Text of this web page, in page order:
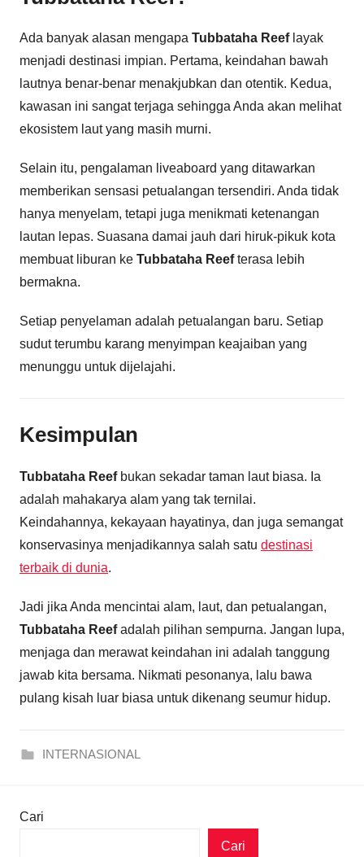
Ada banyak alasan mengapa Tubbataha Reeflayak
menjadi destinasi impian. Pertama, keindahan bawah
lautnya benar-benar menakjubkan dan otentik. Kedua,
kawasan ini sangat terjaga sehingga Anda akan melihat
ekosistem laut yang masih murni.
Selain itu, pengalaman liveaboard yang ditawarkan
memberikan sensasi petualangan tersendiri. Anda tidak
hanya menyelam, tetapi juga menikmati ketenangan
lautan lepas. Suasana damai jauh dari hiruk-pikuk kota
membuat liburan ke Tubbataha Reefterasa lebih
bermakna.
Setiap penyelaman adalah petualangan baru. Setiap
sudut terumbu karang menyimpan keajaiban yang
menunggu untuk dijelajahi.
Kesimpulan
Tubbataha Reefbukan sekadar taman laut biasa. Ia
adalah mahakarya alam yang tak ternilai.
Keindahannya, kekayaan hayatinya, dan juga semangat
konservasinya menjadikannya salah satu destinasi
terbaik di dunia.
Jadi jika Anda mencintai alam, laut, dan petualangan,
Tubbataha Reefadalah pilihan sempurna. Jangan lupa,
menjaga dan merawat keindahan ini adalah tanggung
jawab kita bersama. Nikmati pesonanya, lalu bawa
pulang kisah luar biasa untuk dikenang seumur hidup.
INTERNASIONAL
Cari
Cari